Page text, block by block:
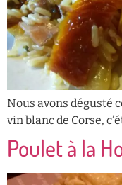
Nous avons dégusté
vin blanc de Corse,
Poulet à la